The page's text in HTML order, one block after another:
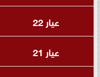
عيار 22
عيار 21